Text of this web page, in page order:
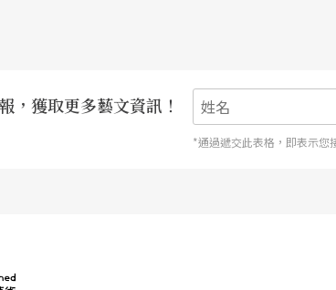
，獲取更多藝文資訊！
*通過遞交此表格，即表示您